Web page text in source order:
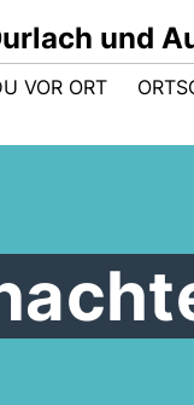
und
VOR ORT